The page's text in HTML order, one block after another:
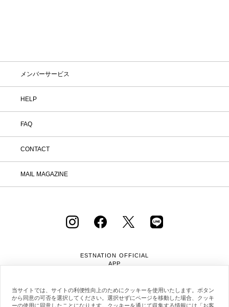
メンバーサービス
HELP
FAQ
CONTACT
MAIL MAGAZINE
ESTNATION OFFICIAL
APP
当サイトでは、サイトの利便性向上のためにクッキーを使用いたします。ボタン
から同意の可否を選択してください。選択せずにページを移動した場合、クッキ
ーの使用に同意したことになります。クッキーを通じて収集する情報には「お客